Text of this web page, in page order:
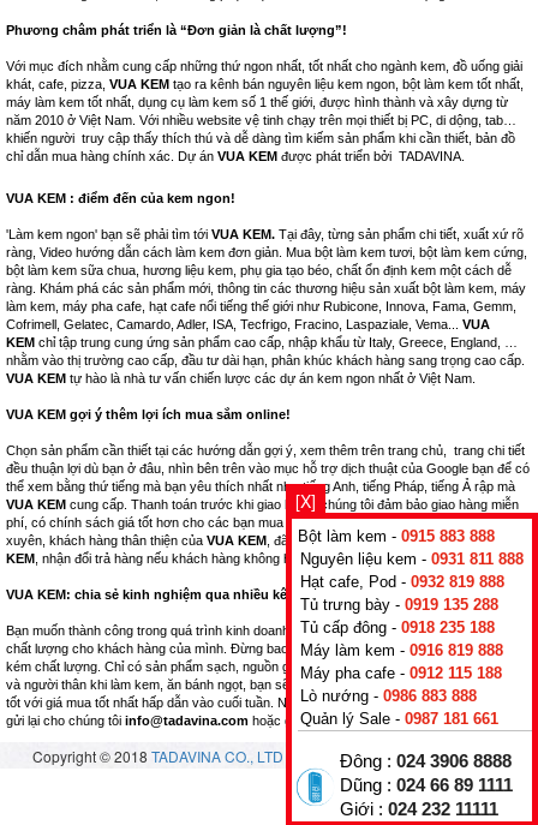
Phương châm phát triển là “Đơn giản là chất lượng”!
Với mục đích nhằm cung cấp những thứ ngon nhất, tốt nhất cho ngành kem, đồ uống giải
khát, cafe, pizza, VUA KEM tạo ra kênh bán nguyên liệu kem ngon, bột làm kem tốt nhất,
máy làm kem tốt nhất, dụng cụ làm kem số 1 thế giới, được hình thành và xây dựng từ
năm 2010 ở Việt Nam. Với nhiều website vệ tinh chạy trên mọi thiết bị PC, di dộng, tab…
khiến người truy cập thấy thích thú và dễ dàng tìm kiếm sản phẩm khi cần thiết, bản đồ
chỉ dẫn mua hàng chính xác. Dự án VUA KEM được phát triển bởi TADAVINA
VUA KEM : điểm đến của kem ngon!
'Làm kem ngon' bạn sẽ phải tìm tới VUA KEM. Tại đây, từng sản phẩm chi tiết, xuất xứ rõ
ràng, Video hướng dẫn cách làm kem đơn giản. Mua bột làm kem tươi, bột làm kem cứng,
bột làm kem sữa chua, hương liệu kem, phụ gia tạo béo, chất ổn định kem một cách dễ
ràng. Khám phá các sản phẩm mới, thông tin các thương hiệu sản xuất bột làm kem, máy
làm kem, máy pha cafe, hạt cafe nổi tiếng thế giới như Rubicone, Innova, Fama, Gemm,
Cofrimell, Gelatec, Camardo, Adler, ISA, Tecfrigo, Fracino, Laspaziale, Vema... VUA
KEM chỉ tập trung cung ứng sản phẩm cao cấp, nhập khẩu từ Italy, Greece, England, …
nhằm vào thị trường cao cấp, đầu tư dài hạn, phân khúc khách hàng sang trọng cao cấp.
VUA KEM tự hào là nhà tư vấn chiến lược các dự án kem ngon nhất ở Việt Nam.
VUA KEM gợi ý thêm lợi ích mua sắm online!
Chọn sản phẩm cần thiết tại các hướng dẫn gợi ý, xem thêm trên trang chủ, trang chi tiết
đều thuận lợi dù bạn ở đâu, nhìn bên trên vào mục hỗ trợ dịch thuật của Google bạn để có
thể xem bằng thứ tiếng mà bạn yêu thích nhất như tiếng Anh, tiếng Pháp, tiếng Ả rập mà
VUA KEM cung cấp. Thanh toán trước khi giao hàng, chúng tôi đảm bảo giao hàng miễn
phí, có chính sách giá tốt hơn cho các bạn mua số lượng nhiều, là khách hàng thường
xuyên, khách hàng thân thiện của VUA KEM , đã tham gia học các khóa học tại VUA
KEM
, nhận đổi trả hàng nếu khách hàng không hài lòng.
VUA KEM: chia sẻ kinh nghiệm qua nhiều kênh bán hàng thuộc hệ thống.
Bạn muốn thành công trong quá trình kinh doanh nhà hàng, hãy nghĩ tới những sản phẩm
chất lượng cho khách hàng của mình. Đừng bao giờ kinh doanh những mặt hàng nhái,
kém chất lượng. Chỉ có sản phẩm sạch, nguồn gốc xuất xứ rõ ràng, tốt cho sức khỏe bạn
và người thân khi làm kem, ăn bánh ngọt, bạn sẽ thành công. Đừng bỏ lỡ cơ hội mua hàng
tốt với giá mua tốt nhất hấp dẫn vào cuối tuần. Nhận nhiều, trả ít! Nếu có thắc mắc, hãy
gửi lại cho chúng tôi info@tadavina.com hoặc gọi điện+84 24 3906 8888
Copyright © 2018 TADAVINA CO., LTD - All rights reserved.Vuakem.com
[X]
Bột làm kem - 0915 883 888
Nguyên liệu kem - 0931 811 888
Hạt cafe, Pod - 0932 819 888
Tủ trưng bày - 0919 135 288
Tủ cấp đông - 0918 235 188
Máy làm kem - 0916 819 888
Máy pha cafe - 0912 115 188
Lò nướng - 0986 883 888
Quản lý Sale - 0987 181 661
Đông : 024 3906 8888
Dũng : 024 66 89 1111
Giới : 024 232 11111